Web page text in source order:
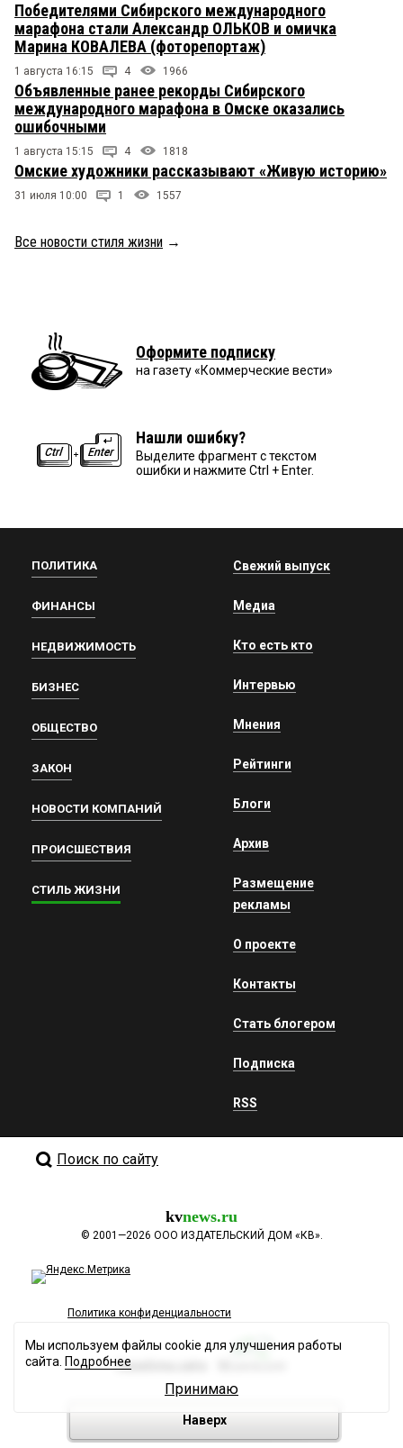
Победителями Сибирского международного
марафона стали Александр ОЛЬКОВ и омичка
Марина КОВАЛЕВА (фоторепортаж)
1 августа 16:15 4 1966
Объявленные ранее рекорды Сибирского
международного марафона в Омске оказались
ошибочными
1 августа 15:15 4 1818
Омские художники рассказывают «Живую историю»
31 июля 10:00 1 1557
Все новости стиля жизни →
Оформите подписку
на газету «Коммерческие вести»
Нашли ошибку?
Выделите фрагмент с текстом
ошибки и нажмите Ctrl + Enter.
ПОЛИТИКА
ФИНАНСЫ
НЕДВИЖИМОСТЬ
БИЗНЕС
ОБЩЕСТВО
ЗАКОН
НОВОСТИ КОМПАНИЙ
ПРОИСШЕСТВИЯ
СТИЛЬ ЖИЗНИ
Свежий выпуск
Медиа
Кто есть кто
Интервью
Мнения
Рейтинги
Блоги
Архив
Размещение
рекламы
О проекте
Контакты
Стать блогером
Подписка
RSS
Поиск по сайту
kvnews.ru
© 2001—2026 ООО ИЗДАТЕЛЬСКИЙ ДОМ «КВ».
Политика конфиденциальности
Разработка сайта
Наверх
Мы используем файлы cookie для улучшения работы
сайта. Подробнее
Принимаю